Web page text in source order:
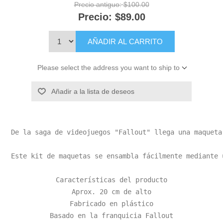
Precio antiguo: $100.00
Precio: $89.00
AÑADIR AL CARRITO
Please select the address you want to ship to
Añadir a la lista de deseos
De la saga de videojuegos "Fallout" llega una
Este kit de maquetas se ensambla fácilmente
Características del producto
Aprox. 20 cm de alto
Fabricado en plástico
Basado en la franquicia Fallout